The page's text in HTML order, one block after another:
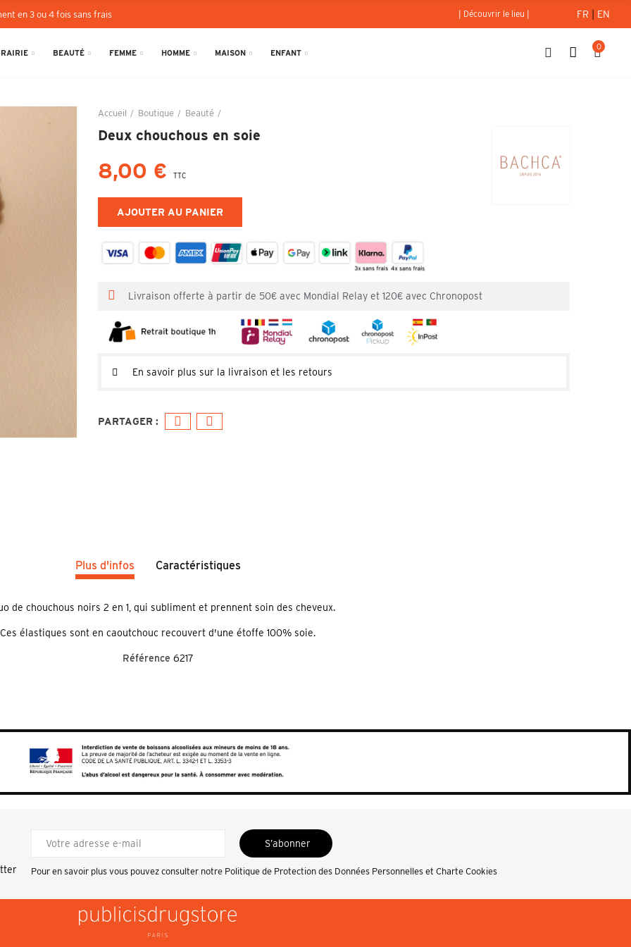
en 3 ou 4 fois sans frais | Découvrir le lieu | FR | EN
BEAUTÉ FEMME HOMME MAISON ENFANT
0
Accueil Boutique Beauté
Deux chouchous en soie
8,00 € TTC
AJOUTER AU PANIER
Livraison offerte à partir de 50€ avec Mondial Relay et 120€ avec Chronopost
En savoir plus sur la livraison et les retours
Plus d'infos Caractéristiques
de chouchous noirs 2 en 1, qui subliment et prennent soin des cheveux.
Ces élastiques sont en caoutchouc recouvert d'une étoffe 100% soie.
Référence 6217
S’abonner
Pour en savoir plus vous pouvez consulter notre Politique de Protection des Données Personnelles et Charte Cookies